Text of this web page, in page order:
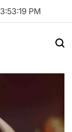
3:53:19 PM